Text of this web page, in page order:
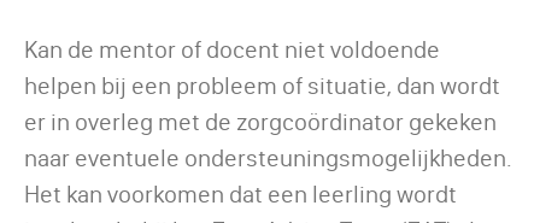
Kan de mentor of docent niet voldoende
helpen bij een probleem of situatie, dan wordt
er in overleg met de zorgcoördinator gekeken
naar eventuele ondersteuningsmogelijkheden.
Het kan voorkomen dat een leerling wordt